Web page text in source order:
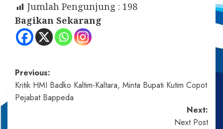
Jumlah Pengunjung : 198
Bagikan Sekarang
Post
navigation
Previous:
Kritik HMI Badko Kaltim-Kaltara, Minta Bupati Kutim Copot
Pejabat Bappeda
Next:
Next Post